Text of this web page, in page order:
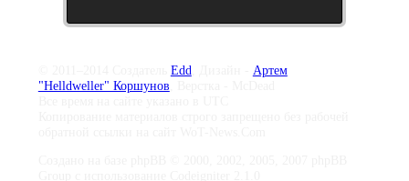
Edd
Артем
"Helldweller" Коршунов